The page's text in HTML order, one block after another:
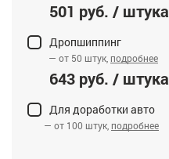
501 руб. / штука
Дропшиппинг
— от 50 штук, подробнее
643 руб. / штука
Для доработки авто
— от 100 штук, подробнее